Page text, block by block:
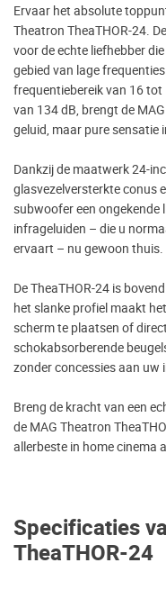
Specificaties
TheaTHOR-24
Ervaar het absolute
Theatron TheaTHOR-24.
voor de echte liefhebber
gebied van lage
frequentiebereik van 16
van 134 dB, brengt de
geluid, maar pure sensatie
Dankzij de maatwerk 24-
glasvezelversterkte conus
subwoofer een ongekende
infrageluiden – die u
ervaart – nu gewoon thuis.
De TheaTHOR-24 is
het slanke profiel maakt
scherm te plaatsen of
schokabsorberende
zonder concessies aan uw
Breng de kracht van een
de MAG Theatron
allerbeste in home cinema